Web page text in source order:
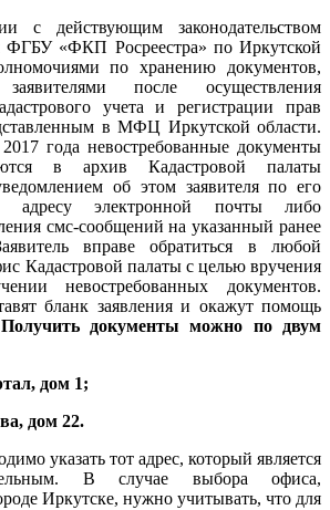
действующим законодательством
ФГБУ «ФКП Росреестра» по Иркутской
по хранению документов,
после осуществления
учета и регистрации прав
в МФЦ Иркутской области.
года невостребованные документы
в архив Кадастровой палаты
об этом заявителя по его
адресу электронной почты либо
смс-сообщений на указанный ранее
вправе обратиться в любой
Кадастровой палаты с целью вручения
невостребованных документов.
бланк заявления и окажут помощь
Получить документы можно по двум
дом 1;
дом 22.
указать тот адрес, который является
В случае выбора офиса,
Иркутске, нужно учитывать, что для